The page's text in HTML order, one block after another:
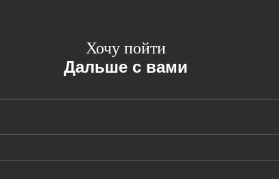
Хочу пойти
Дальше с вами